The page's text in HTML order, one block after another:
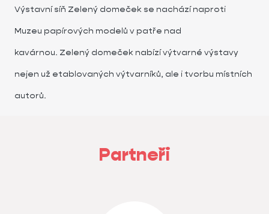
Výstavní síň Zelený domeček se nachází naproti
Muzeu papírových modelů v patře nad
kavárnou. Zelený domeček nabízí výtvarné výstavy
nejen už etablovaných výtvarníků, ale i tvorbu místních
autorů.
Partneři